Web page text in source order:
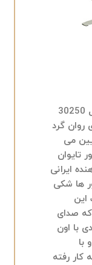
موتور ساعت رومیزی آرتمیس مدل 30250
روان گرد
می
تایوان
ایرانی
ها شکی
این
صدای
با اون
با
کار رفته